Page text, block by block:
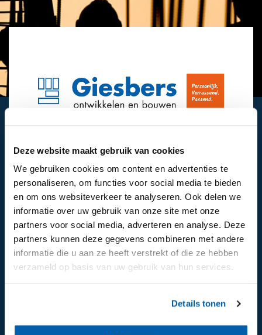
Deze website maakt gebruik van cookies
We gebruiken cookies om content en advertenties te
personaliseren, om functies voor social media te bieden
en om ons websiteverkeer te analyseren. Ook delen we
informatie over uw gebruik van onze site met onze
partners voor social media, adverteren en analyse. Deze
partners kunnen deze gegevens combineren met andere
informatie die u aan ze heeft verstrekt of die ze hebben
verzameld op basis van uw gebruik van hun services.
Details tonen
Hebben we je interesse gewekt na het lezen
van de informatie op onze website en wil je
meer weten, neem dan contact met ons op.